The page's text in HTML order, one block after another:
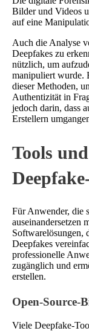
Bilder und Videos
auf eine
Auch die Analyse
Deepfakes zu
nützlich, um
manipuliert wurde.
dieser Methoden,
Authentizität in
jedoch darin, dass
Erstellern
Tools
Für Anwender, die
auseinandersetzen
Softwarelösungen,
Deepfakes
professionelle
zugänglich und
erstellen.
Open-Source-
Viele Deepfake-